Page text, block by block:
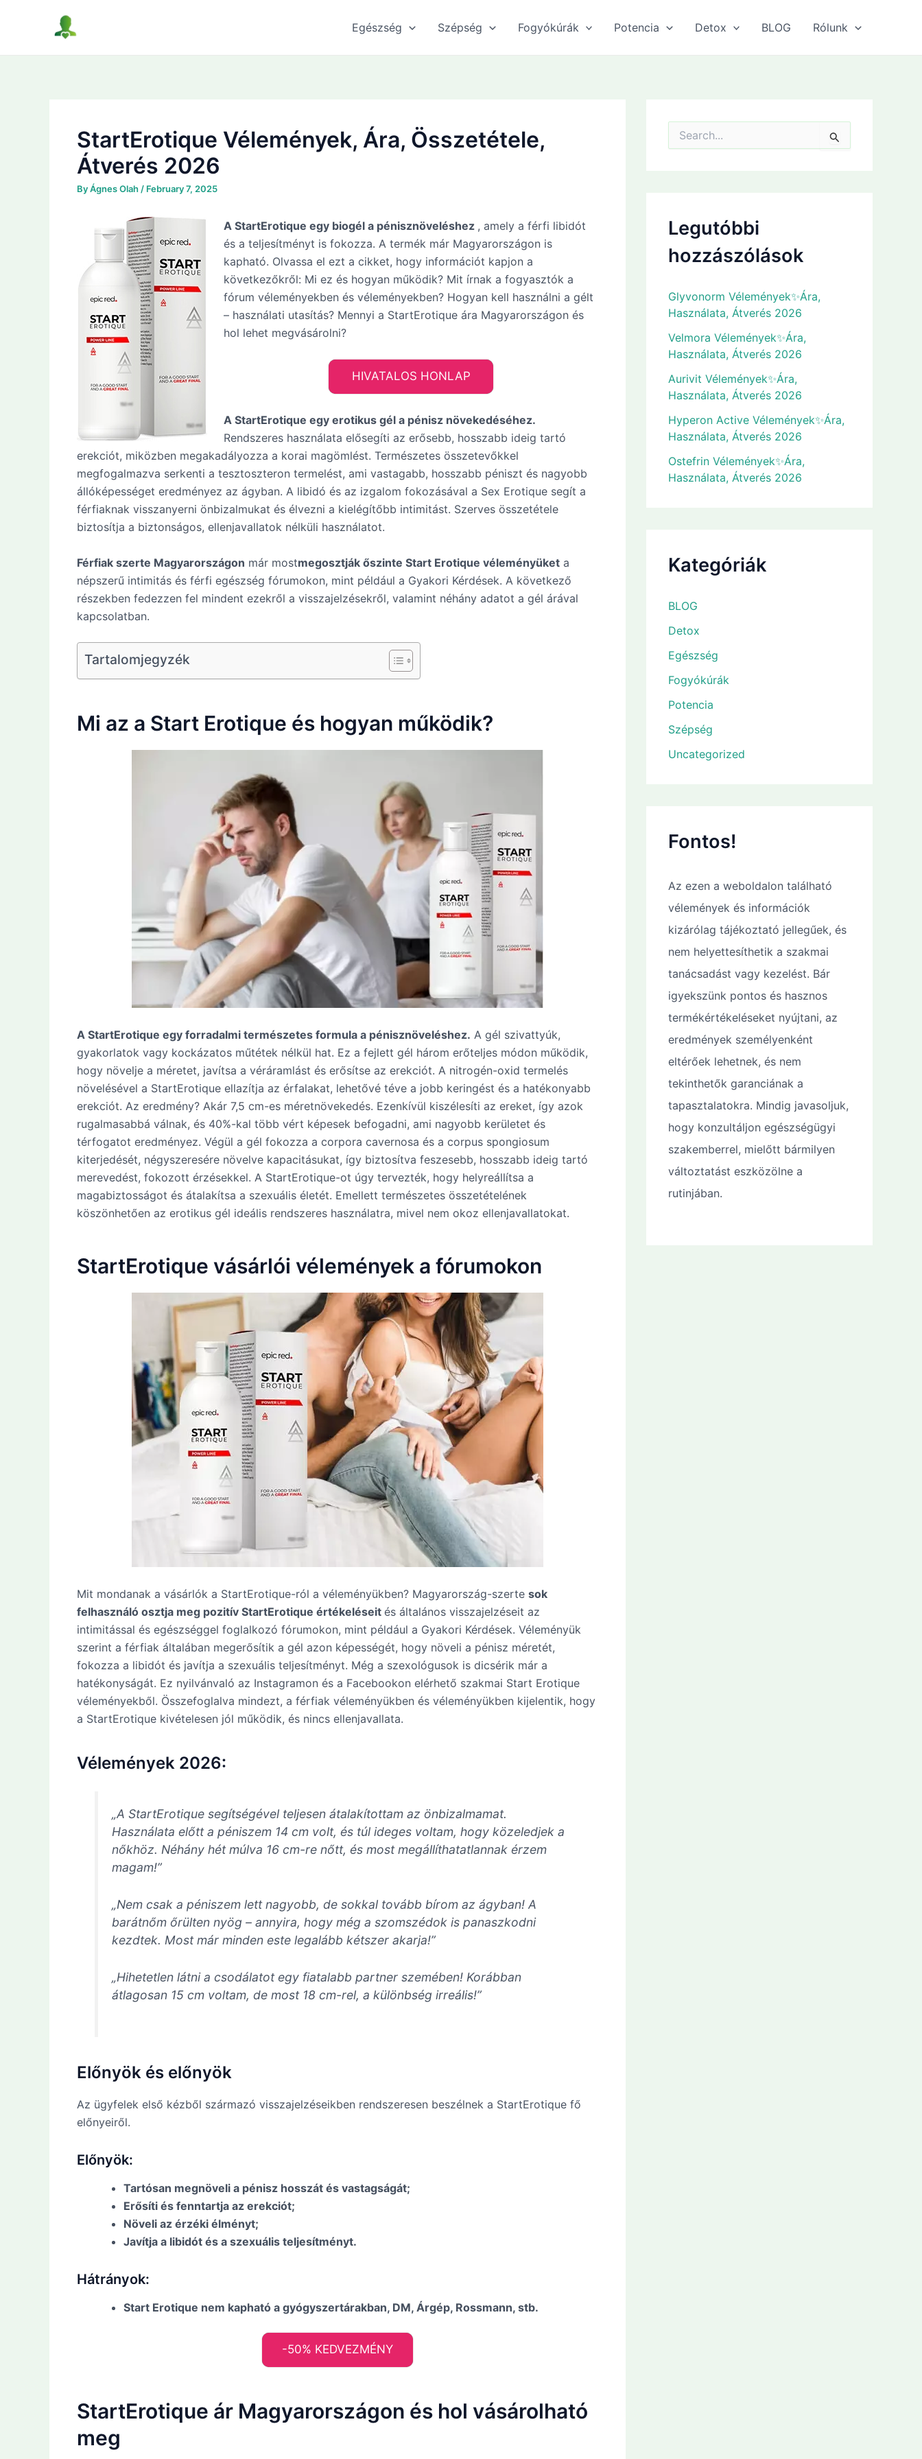
Egészség Szépség Fogyókúrák Potencia Detox BLOG Rólunk
StartErotique Vélemények, Ára, Összetétele,
Átverés 2026
ByÁgnes Olah / February 7, 2025
A StartErotique egy biogél a pénisznöveléshez , amely a férfi libidót
és a teljesítményt is fokozza. A termék már Magyarországon is
kapható. Olvassa el ezt a cikket, hogy információt kapjon a
következőkről: Mi ez és hogyan működik? Mit írnak a fogyasztók a
fórum véleményekben és véleményekben? Hogyan kell használni a gélt
– használati utasítás? Mennyi a StartErotique ára Magyarországon és
hol lehet megvásárolni?
HIVATALOS HONLAP
A StartErotique egy erotikus gél a pénisz növekedéséhez.
Rendszeres használata elősegíti az erősebb, hosszabb ideig tartó
erekciót, miközben megakadályozza a korai magömlést. Természetes összetevőkkel
megfogalmazva serkenti a tesztoszteron termelést, ami vastagabb, hosszabb péniszt és nagyobb
állóképességet eredményez az ágyban. A libidó és az izgalom fokozásával a Sex Erotique segít a
férfiaknak visszanyerni önbizalmukat és élvezni a kielégítőbb intimitást. Szerves összetétele
biztosítja a biztonságos, ellenjavallatok nélküli használatot.
Férfiak szerte Magyarországon már mostmegosztják őszinte Start Erotique véleményüket a
népszerű intimitás és férfi egészség fórumokon, mint például a Gyakori Kérdések. A következő
részekben fedezzen fel mindent ezekről a visszajelzésekről, valamint néhány adatot a gél árával
kapcsolatban.
Tartalomjegyzék
Mi az a Start Erotique és hogyan működik?
A StartErotique egy forradalmi természetes formula a pénisznöveléshez. A gél szivattyúk,
gyakorlatok vagy kockázatos műtétek nélkül hat. Ez a fejlett gél három erőteljes módon működik,
hogy növelje a méretet, javítsa a véráramlást és erősítse az erekciót. A nitrogén-oxid termelés
növelésével a StartErotique ellazítja az érfalakat, lehetővé téve a jobb keringést és a hatékonyabb
erekciót. Az eredmény? Akár 7,5 cm-es méretnövekedés. Ezenkívül kiszélesíti az ereket, így azok
rugalmasabbá válnak, és 40%-kal több vért képesek befogadni, ami nagyobb kerületet és
térfogatot eredményez. Végül a gél fokozza a corpora cavernosa és a corpus spongiosum
kiterjedését, négyszeresére növelve kapacitásukat, így biztosítva feszesebb, hosszabb ideig tartó
merevedést, fokozott érzésekkel. A StartErotique-ot úgy tervezték, hogy helyreállítsa a
magabiztosságot és átalakítsa a szexuális életét. Emellett természetes összetételének
köszönhetően az erotikus gél ideális rendszeres használatra, mivel nem okoz ellenjavallatokat.
StartErotique vásárlói vélemények a fórumokon
Mit mondanak a vásárlók a StartErotique-ról a véleményükben? Magyarország-szerte sok
felhasználó osztja meg pozitív StartErotique értékeléseit és általános visszajelzéseit az
intimitással és egészséggel foglalkozó fórumokon, mint például a Gyakori Kérdések. Véleményük
szerint a férfiak általában megerősítik a gél azon képességét, hogy növeli a pénisz méretét,
fokozza a libidót és javítja a szexuális teljesítményt. Még a szexológusok is dicsérik már a
hatékonyságát. Ez nyilvánvaló az Instagramon és a Facebookon elérhető szakmai Start Erotique
véleményekből. Összefoglalva mindezt, a férfiak véleményükben és véleményükben kijelentik, hogy
a StartErotique kivételesen jól működik, és nincs ellenjavallata.
Vélemények 2026:
„A StartErotique segítségével teljesen átalakítottam az önbizalmamat.
Használata előtt a péniszem 14 cm volt, és túl ideges voltam, hogy közeledjek a
nőkhöz. Néhány hét múlva 16 cm-re nőtt, és most megállíthatatlannak érzem
magam!”
„Nem csak a péniszem lett nagyobb, de sokkal tovább bírom az ágyban! A
barátnőm őrülten nyög – annyira, hogy még a szomszédok is panaszkodni
kezdtek. Most már minden este legalább kétszer akarja!”
„Hihetetlen látni a csodálatot egy fiatalabb partner szemében! Korábban
átlagosan 15 cm voltam, de most 18 cm-rel, a különbség irreális!”
Előnyök és előnyök
Az ügyfelek első kézből származó visszajelzéseikben rendszeresen beszélnek a StartErotique fő
előnyeiről.
Előnyök:
Tartósan megnöveli a pénisz hosszát és vastagságát;
Erősíti és fenntartja az erekciót;
Növeli az érzéki élményt;
Javítja a libidót és a szexuális teljesítményt.
Hátrányok:
Start Erotique nem kapható a gyógyszertárakban, DM, Árgép, Rossmann, stb.
-50% KEDVEZMÉNY
StartErotique ár Magyarországon és hol vásárolható
meg
o
r
:
Legutóbbi
hozzászólások
Glyvonorm Vélemények✨Ára,
Használata, Átverés 2026
Velmora Vélemények✨Ára,
Használata, Átverés 2026
Aurivit Vélemények✨Ára,
Használata, Átverés 2026
Hyperon Active Vélemények✨Ára,
Használata, Átverés 2026
Ostefrin Vélemények✨Ára,
Használata, Átverés 2026
Kategóriák
BLOG
Detox
Egészség
Fogyókúrák
Potencia
Szépség
Uncategorized
Fontos!
Az ezen a weboldalon található
vélemények és információk
kizárólag tájékoztató jellegűek, és
nem helyettesíthetik a szakmai
tanácsadást vagy kezelést. Bár
igyekszünk pontos és hasznos
termékértékeléseket nyújtani, az
eredmények személyenként
eltérőek lehetnek, és nem
tekinthetők garanciának a
tapasztalatokra. Mindig javasoljuk,
hogy konzultáljon egészségügyi
szakemberrel, mielőtt bármilyen
változtatást eszközölne a
rutinjában.